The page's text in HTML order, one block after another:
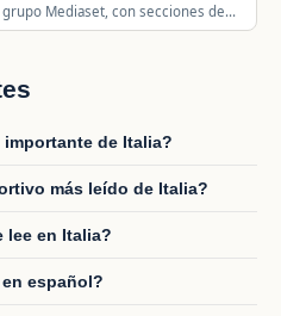
Mediaset, con secciones de
y espectáculos.
de Italia?
más leído de Italia?
lee en Italia?
español?